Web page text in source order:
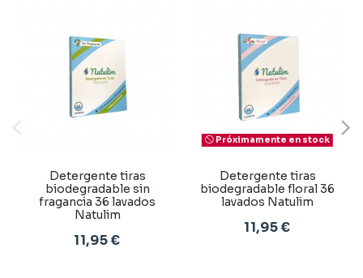
Detergente tiras
biodegradable sin
fragancia 36 lavados
Natulim
11,95 €
Próximamente en stock
Detergente tiras
biodegradable floral 36
lavados Natulim
11,95 €